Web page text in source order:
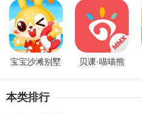
宝宝沙滩别墅 贝课·喵喵熊
本类排行